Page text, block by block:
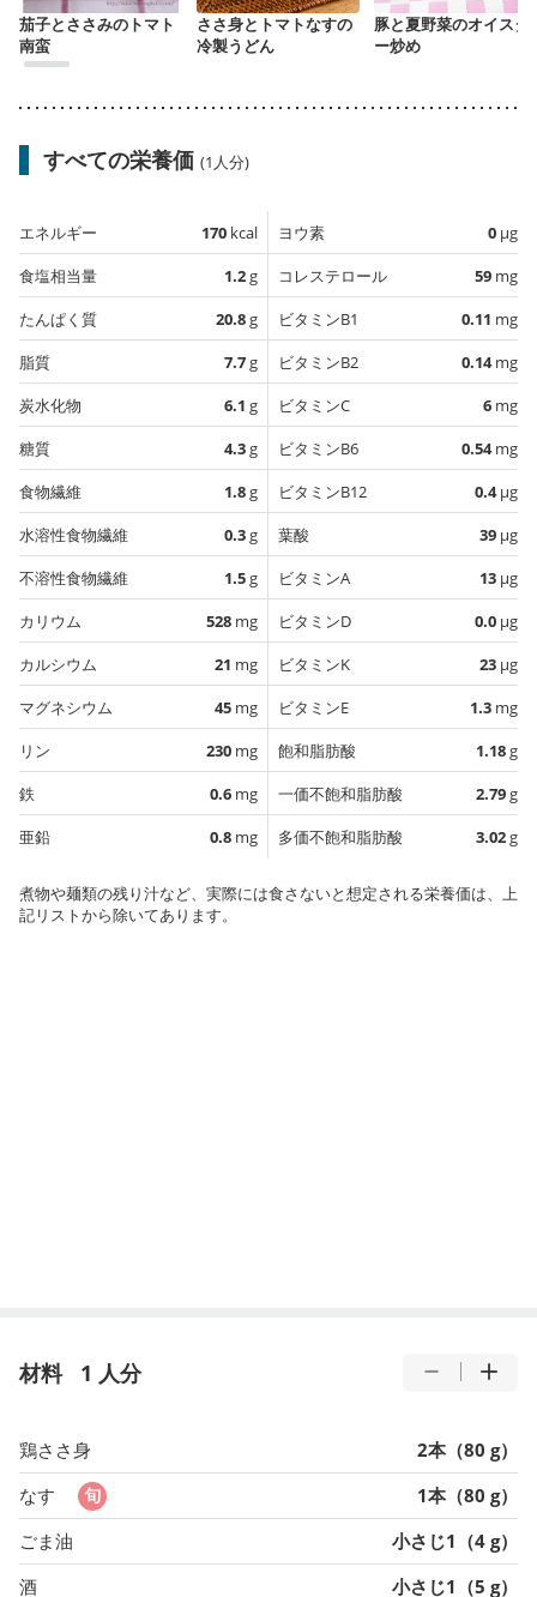
茄子とささみのトマト
南蛮
ささ身とトマトなすの
冷製うどん
豚と夏野菜のオイスタ
ー炒め
すべての栄養価 (1人分)
エネルギー 170 kcal
食塩相当量
1.2g
たんぱく質
20.8g
脂質
7.7g
炭水化物
6.1 g
糖質
4.3g
食物繊維
1.8g
水溶性食物繊維
0.3g
不溶性食物繊維
1.5g
カリウム
528 mg
カルシウム
21 mg
マグネシウム
45 mg
リン
230 mg
鉄
0.6 mg
亜鉛
0.8 mg
ヨウ素 0 µg
コレステロール
59 mg
ビタミンB1
0.11 mg
ビタミンB2
0.14mg
ビタミンC
6 mg
ビタミンB6
0.54mg
ビタミンB12
0.4µg
葉酸
39 µg
ビタミンA
13 µg
ビタミンD
0.0 µg
ビタミンK
23 µg
ビタミンE
1.3 mg
飽和脂肪酸
1.18g
一価不飽和脂肪酸
2.79g
多価不飽和脂肪酸
3.02g
煮物や麺類の残り汁など、実際には食さないと想定される栄養価は、上
記リストから除いてあります。
材料 1 人分
鶏ささ身
2本（80 g）
なす
1本（80 g）
ごま油
小さじ1（4 g）
酒
小さじ1（5 g）